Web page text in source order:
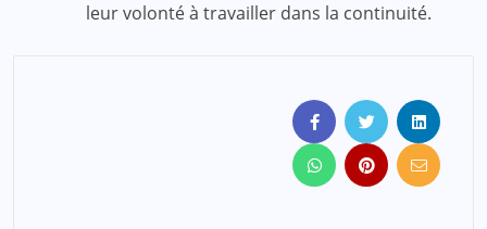
leur volonté à travailler dans la continuité.